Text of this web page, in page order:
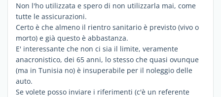
Non l'ho utilizzata e spero di non utilizzarla mai, come
tutte le assicurazioni.
Certo è che almeno il rientro sanitario è previsto (vivo o
morto) e già questo è abbastanza.
E' interessante che non ci sia il limite, veramente
anacronistico, dei 65 anni, lo stesso che quasi ovunque
(ma in Tunisia no) è insuperabile per il noleggio delle
auto.
Se volete posso inviare i riferimenti (c'è un referente